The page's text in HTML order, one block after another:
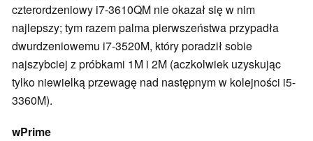
czterordzeniowy i7-3610QM nie okazał się w nim
najlepszy; tym razem palma pierwszeństwa przypadła
dwurdzeniowemu i7-3520M, który poradził sobie
najszybciej z próbkami 1M i 2M (aczkolwiek uzyskując
tylko niewielką przewagę nad następnym w kolejności i5-
3360M).
wPrime